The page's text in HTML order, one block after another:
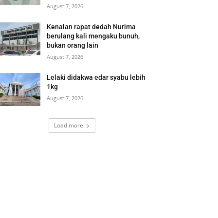
August 7, 2026
Kenalan rapat dedah Nurima
berulang kali mengaku bunuh,
bukan orang lain
August 7, 2026
Lelaki didakwa edar syabu lebih
1kg
August 7, 2026
Load more